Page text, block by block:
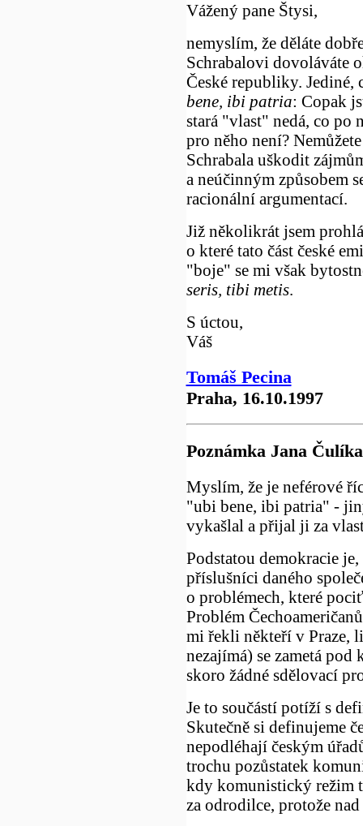
Vážený pane Štysi,
nemyslím, že děláte
Schrabalovi dovoláváte
České republiky. Jediné,
bene, ibi patria: Copak
stará "vlast" nedá, co po
pro něho není?
Schrabala uškodit
a neúčinným způsobem
racionální argumentací.
Již několikrát jsem
o které tato část české
"boje" se mi však
seris, tibi metis.
S úctou,
Váš
Tomáš Pecina
Praha, 16.10.1997
Poznámka Jana
Myslím, že je neférové
"ubi bene, ibi patria" -
vykašlal a přijal ji za
Podstatou demokracie
příslušníci daného
o problémech, které
Problém
mi řekli někteří v Praze,
nezajímá) se zametá pod
skoro žádné sdělovací
Je to součástí potíží s
Skutečně si definujeme
nepodléhají českým
trochu pozůstatek
kdy komunistický režim
za odrodilce, protože